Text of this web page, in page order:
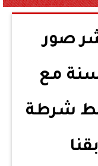
صور
مع
شرطة